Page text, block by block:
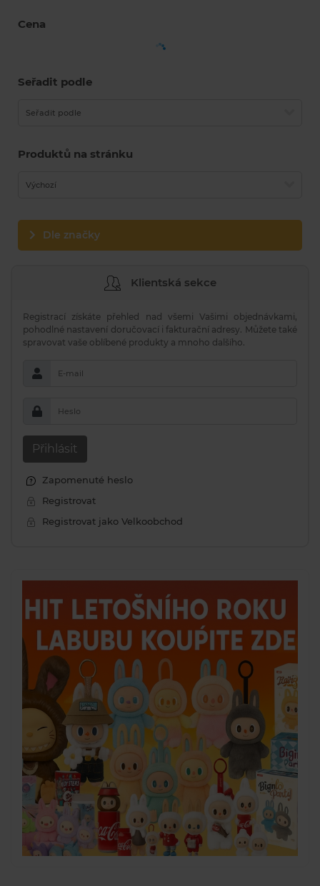
Cena
Seřadit podle
Seřadit podle
Produktů na stránku
Výchozí
Dle značky
Klientská sekce
Registrací získáte přehled nad všemi Vašimi objednávkami,
pohodlné nastavení doručovací i fakturační adresy. Můžete také
spravovat vaše oblíbené produkty a mnoho dalšího.
E-mail
Heslo
Přihlásit
Zapomenuté heslo
Registrovat
Registrovat jako Velkoobchod